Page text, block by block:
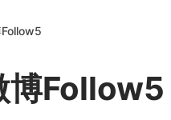
博Follow5